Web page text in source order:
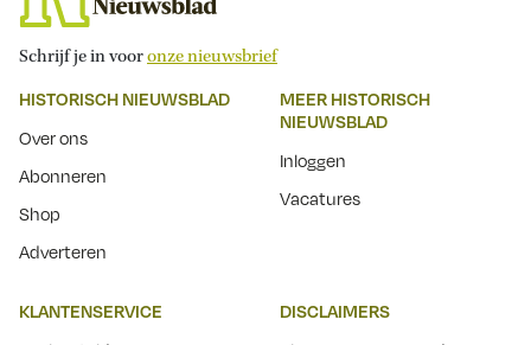
Schrijf je in vooronze nieuwsbrief
HISTORISCH NIEUWSBLAD
Over ons
Abonneren
Shop
Adverteren
MEER HISTORISCH
NIEUWSBLAD
Inloggen
Vacatures
KLANTENSERVICE
DISCLAIMERS